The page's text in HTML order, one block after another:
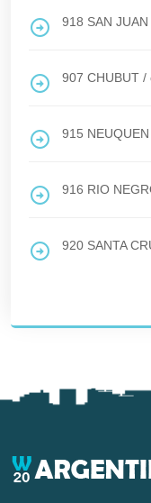
918 SAN JUAN
907 CHUBUT /
915 NEUQUEN
916 RIO
920 SANTA